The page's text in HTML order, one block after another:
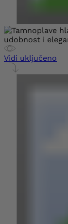
Vidi uključeno